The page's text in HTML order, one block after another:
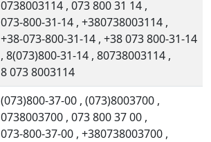
0738003114 , 073 800 31 14 ,
073-800-31-14 , +380738003114 ,
+38-073-800-31-14 , +38 073 800-31-14
, 8(073)800-31-14 , 80738003114 ,
8 073 8003114
(073)800-37-00 , (073)8003700 ,
0738003700 , 073 800 37 00 ,
073-800-37-00 , +380738003700 ,